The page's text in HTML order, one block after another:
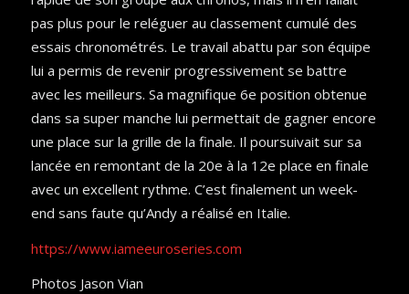
pas plus pour le reléguer au classement cumulé des
essais chronométrés. Le travail abattu par son équipe
lui a permis de revenir progressivement se battre
avec les meilleurs. Sa magnifique 6e position obtenue
dans sa super manche lui permettait de gagner encore
une place sur la grille de la finale. Il poursuivait sur sa
lancée en remontant de la 20e à la 12e place en finale
avec un excellent rythme. C’est finalement un week-
end sans faute qu’Andy a réalisé en Italie.
https://www.iameeuroseries.com
Photos Jason Vian